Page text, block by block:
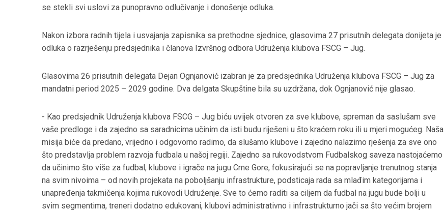
se stekli svi uslovi za punopravno odlučivanje i donošenje odluka.
Nakon izbora radnih tijela i usvajanja zapisnika sa prethodne sjednice, glasovima 27 prisutnih delegata donijeta je
odluka o razrješenju predsjednika i članova Izvršnog odbora Udruženja klubova FSCG – Jug.
Glasovima 26 prisutnih delegata Dejan Ognjanović izabran je za predsjednika Udruženja klubova FSCG – Jug za
mandatni period 2025 – 2029 godine. Dva delgata Skupštine bila su uzdržana, dok Ognjanović nije glasao.
- Kao predsjednik Udruženja klubova FSCG – Jug biću uvijek otvoren za sve klubove, spreman da saslušam sve
vaše predloge i da zajedno sa saradnicima učinim da isti budu riješeni u što kraćem roku ili u mjeri mogućeg. Naša
misija biće da predano, vrijedno i odgovorno radimo, da slušamo klubove i zajedno nalazimo rješenja za sve ono
što predstavlja problem razvoja fudbala u našoj regiji. Zajedno sa rukovodstvom Fudbalskog saveza nastojaćemo
da učinimo što više za fudbal, klubove i igrače na jugu Crne Gore, fokusirajući se na popravljanje trenutnog stanja
na svim nivoima – od novih projekata na poboljšanju infrastrukture, podsticaja rada sa mlađim kategorijama i
unapređenja takmičenja kojima rukovodi Udruženje. Sve to ćemo raditi sa ciljem da fudbal na jugu bude bolji u
svim segmentima, treneri dodatno edukovani, klubovi administrativno i infrastrukturno jači sa što većim brojem